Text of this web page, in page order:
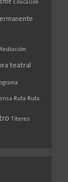
Educación
teatral
Ruta Ruta
Títeres